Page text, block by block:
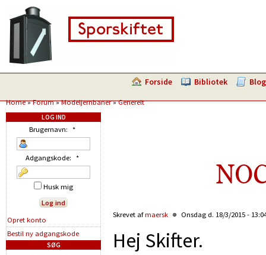
Forside Bibliotek Blog
Home»Forum»Modeljernbaner»Generelt
Skrevet afmaersk Onsdag d. 18/3/2015 -
Hej Skifter.
LOG IND
Brugernavn: *
Adgangskode: *
Husk mig
Opret konto
Bestil ny adgangskode
SØG